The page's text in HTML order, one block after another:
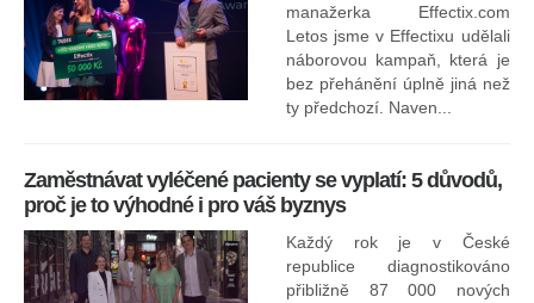
manažerka Effectix.com
Letos jsme v Effectixu udělali
náborovou kampaň, která je
bez přehánění úplně jiná než
ty předchozí. Naven...
Zaměstnávat vyléčené pacienty se vyplatí: 5 důvodů,
proč je to výhodné i pro váš byznys
Každý rok je v České
republice diagnostikováno
přibližně 87 000 nových